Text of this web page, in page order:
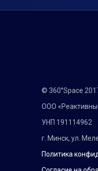
© 360°Space
ООО
УНП 191114962
г. Минск, ул.
Политика